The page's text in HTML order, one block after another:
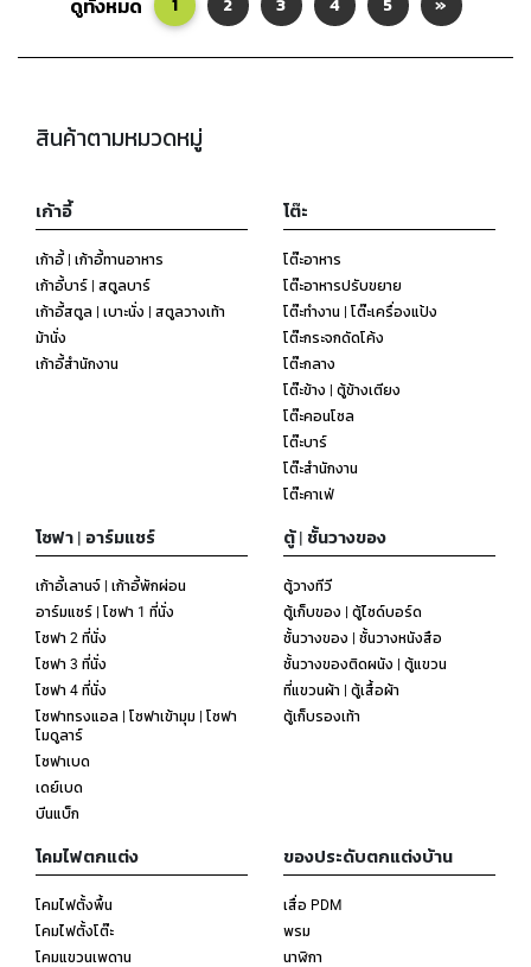
สินค้าตามหมวดหมู่
เก้าอี้
เก้าอี้ | เก้าอี้ทานอาหาร
เก้าอี้บาร์ | สตูลบาร์
เก้าอี้สตูล | เบาะนั่ง | สตูลวางเท้า
ม้านั่ง
เก้าอี้สำนักงาน
โต๊ะ
โต๊ะอาหาร
โต๊ะอาหารปรับขยาย
โต๊ะทำงาน | โต๊ะเครื่องแป้ง
โต๊ะกระจกดัดโค้ง
โต๊ะกลาง
โต๊ะข้าง | ตู้ข้างเตียง
โต๊ะคอนโซล
โต๊ะบาร์
โต๊ะสำนักงาน
โต๊ะคาเฟ่
โซฟา | อาร์มแชร์
เก้าอี้เลานจ์ | เก้าอี้พักผ่อน
อาร์มแชร์ | โซฟา 1 ที่นั่ง
โซฟา 2 ที่นั่ง
โซฟา 3 ที่นั่ง
โซฟา 4 ที่นั่ง
โซฟาทรงแอล | โซฟาเข้ามุม | โซฟา
โมดูลาร์
โซฟาเบด
เดย์เบด
บีนแบ็ก
ตู้ | ชั้นวางของ
ตู้วางทีวี
ตู้เก็บของ | ตู้ไซด์บอร์ด
ชั้นวางของ | ชั้นวางหนังสือ
ชั้นวางของติดผนัง | ตู้แขวน
ที่แขวนผ้า | ตู้เสื้อผ้า
ตู้เก็บรองเท้า
โคมไฟตกแต่ง
โคมไฟตั้งพื้น
โคมไฟตั้งโต๊ะ
โคมแขวนเพดาน
ของประดับตกแต่งบ้าน
เสื่อ PDM
พรม
นาฬิกา